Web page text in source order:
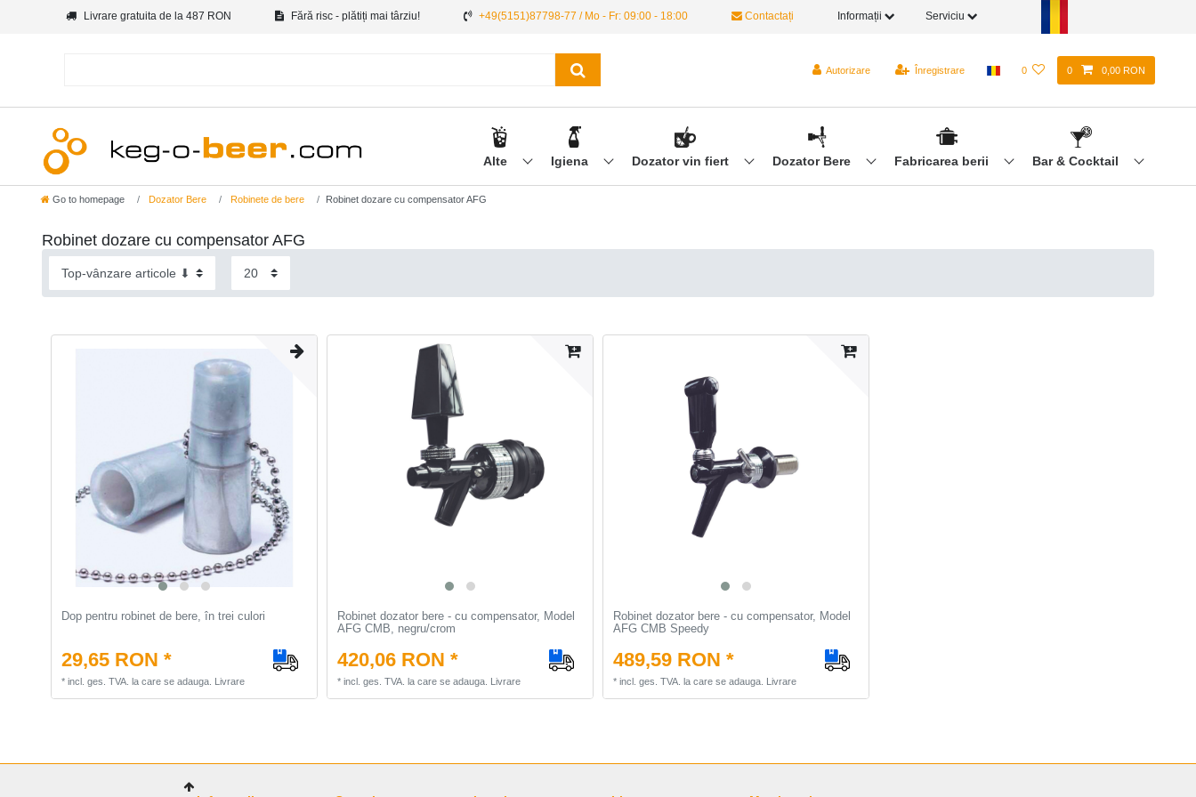
Livrare gratuita de la 487 RON Fără risc - plătiți mai târziu! +49(5151)87798-77 / Mo - Fr: 09:00 - 18:00 Contactați Informații Serviciu
Autorizare Înregistrare 0 0 0,00 RON
Alte Igiena Dozator vin fiert Dozator Bere Fabricarea berii Bar & Cocktail
Go to homepage Dozator Bere Robinete de bere Robinet dozare cu compensator AFG
Robinet dozare cu compensator AFG
Dop pentru robinet de bere, în trei culori
29,65 RON *
*incl. ges. TVA. la care se adauga. Livrare
Robinet dozator bere - cu compensator, Model
AFG CMB, negru/crom
420,06 RON *
*incl. ges. TVA. la care se adauga. Livrare
Robinet dozator bere - cu compensator, Model
AFG CMB Speedy
489,59 RON *
*incl. ges. TVA. la care se adauga. Livrare